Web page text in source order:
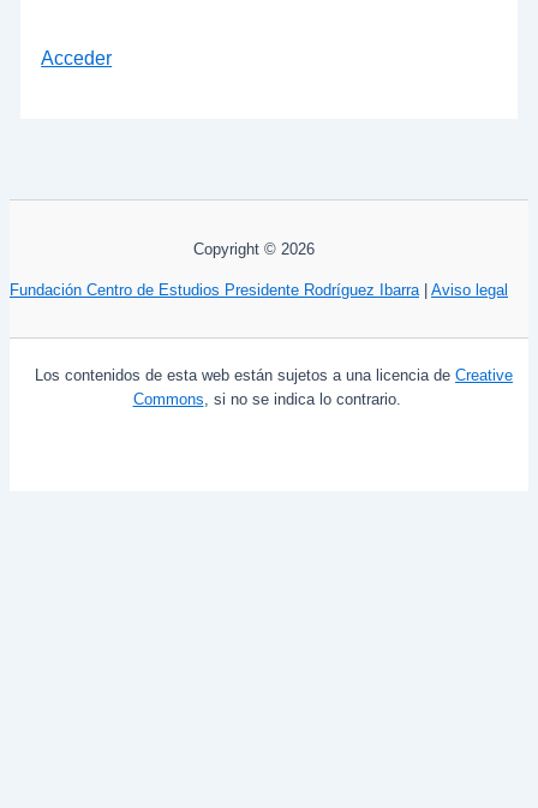
Acceder
Copyright © 2026
Fundación Centro de Estudios Presidente Rodríguez Ibarra| Aviso legal
Los contenidos de esta web están sujetos a una licencia de Creative
Commons, si no se indica lo contrario.